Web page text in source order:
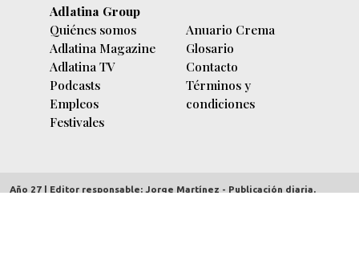
Adlatina Group
Quiénes somos
Adlatina Magazine
Adlatina TV
Podcasts
Empleos
Festivales
Anuario Crema
Glosario
Contacto
Términos y
condiciones
Año 27 | Editor responsable: Jorge Martínez - Publicación diaria.